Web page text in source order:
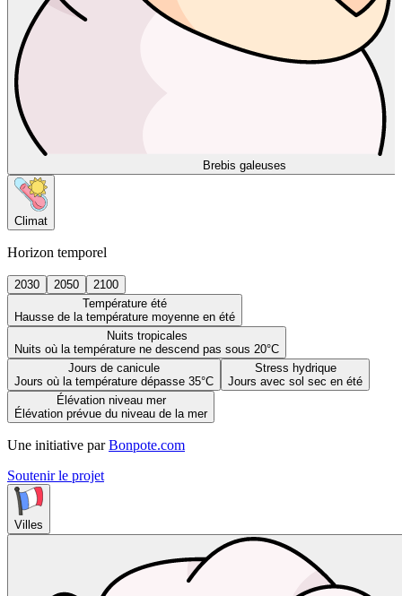
Brebis galeuses
Climat
Horizon temporel
2030 2050
2100
Température été
Hausse de la température moyenne en été
Nuits tropicales
Nuits où la température ne descend pas sous 20°C
Jours de canicule
Jours où la température dépasse 35°C
Stress hydrique
Jours avec sol sec en été
Élévation niveau mer
Élévation prévue du niveau de la mer
Une initiative par Bonpote.com
Soutenir le projet
Villes